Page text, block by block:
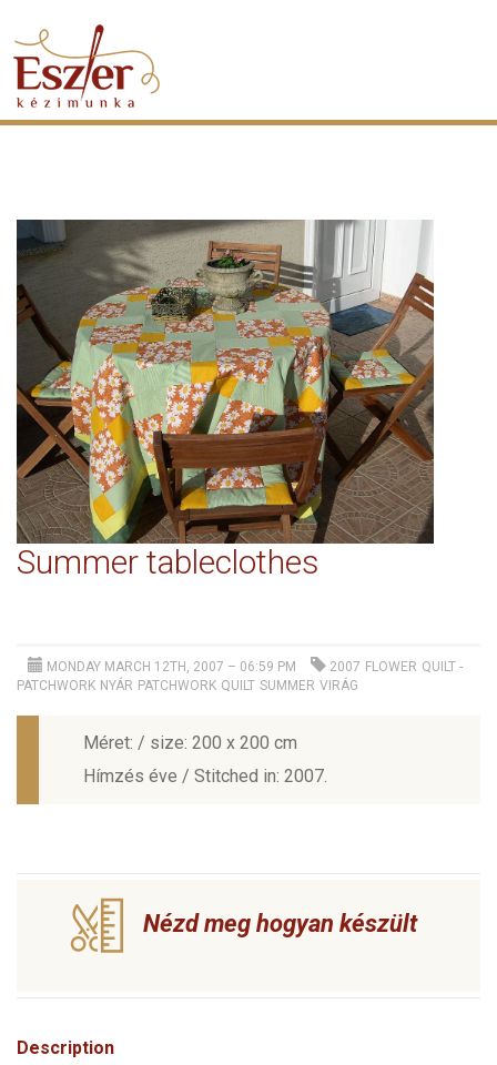
Summer tableclothes
MONDAY MARCH 12TH, 2007 – 06:59 PM 2007 FLOWER QUILT -
PATCHWORK NYÁR PATCHWORK QUILT SUMMER VIRÁG
Méret: / size: 200 x 200 cm
Hímzés éve / Stitched in: 2007.
Nézd meg hogyan készült
Description